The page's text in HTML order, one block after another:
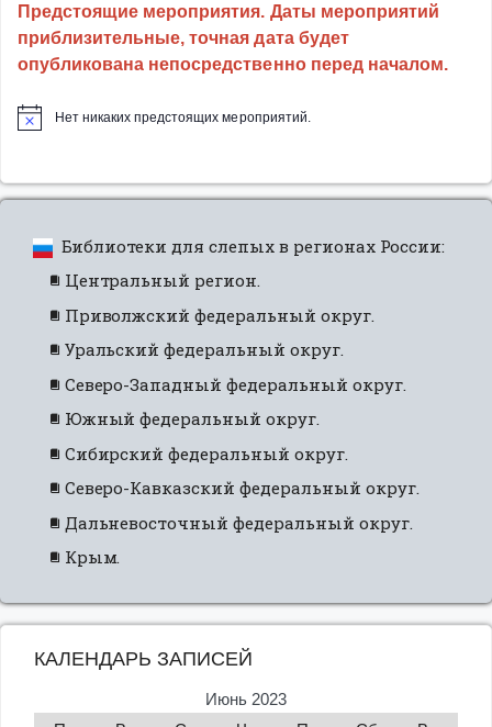
Предстоящие мероприятия. Даты мероприятий
приблизительные, точная дата будет
опубликована непосредственно перед началом.
Нет никаких предстоящих мероприятий.
Библиотеки для слепых в регионах России:
Центральный регион.
Приволжский федеральный округ.
Уральский федеральный округ.
Северо-Западный федеральный округ.
Южный федеральный округ.
Сибирский федеральный округ.
Северо-Кавказский федеральный округ.
Дальневосточный федеральный округ.
Крым.
КАЛЕНДАРЬ ЗАПИСЕЙ
Июнь 2023